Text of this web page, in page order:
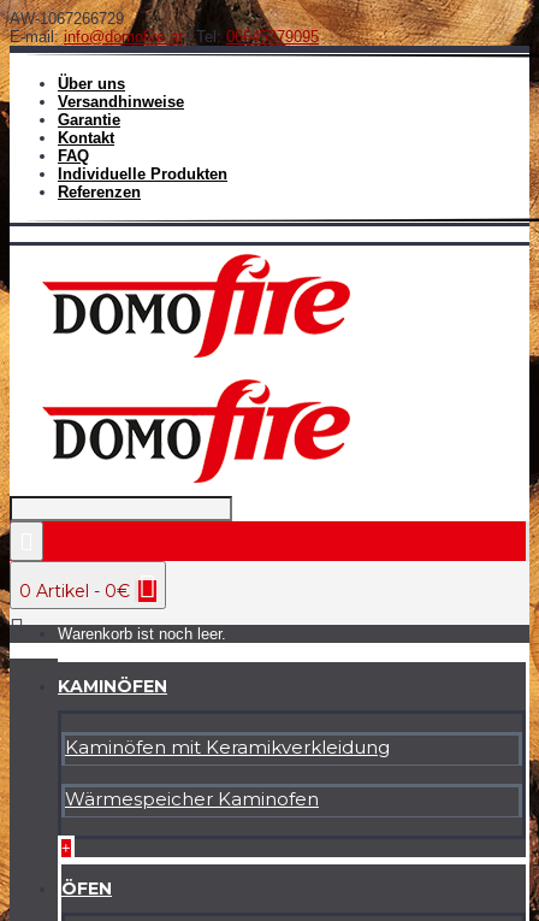
AW-1067266729
E-mail:info@domofire.at| Tel: 06645379095
Über uns
Versandhinweise
Garantie
Kontakt
FAQ
Individuelle Produkten
Referenzen
0 Artikel - 0€
Warenkorb ist noch leer.
KAMINÖFEN
Kaminöfen mit Keramikverkleidung
Wärmespeicher Kaminofen
+
ÖFEN